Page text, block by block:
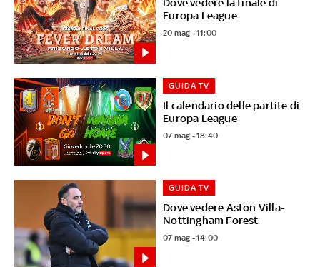
Europa League
20 mag - 11:00
Il calendario delle partite di
Europa League
GUIDA TV
07 mag - 18:40
Dove vedere Aston Villa-
Nottingham Forest
GUIDA TV
07 mag - 14:00